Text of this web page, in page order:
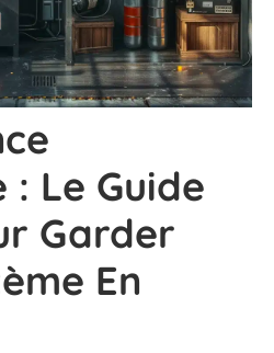
Le Guide
Garder
En